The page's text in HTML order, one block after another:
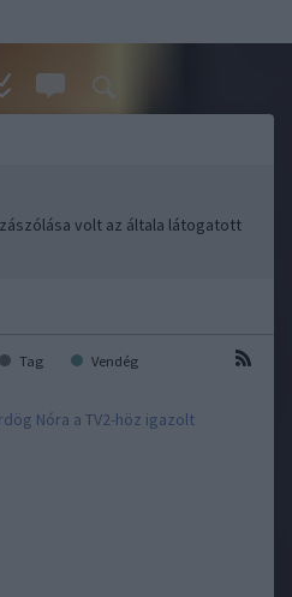
volt az általa látogatott
Tag Vendég
Nóra a TV2-höz igazolt